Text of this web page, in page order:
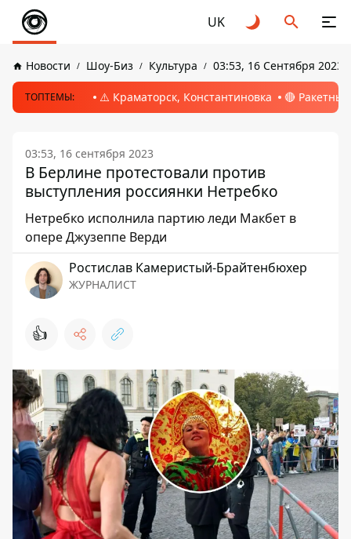
UK
Новости Шоу-Биз Культура 03:53, 16 Сентября 2023
ТОПТЕМЫ: ⚠️ Краматорск, Константиновка 🔴
03:53, 16 сентября 2023
В Берлине протестовали против
выступления россиянки Нетребко
Нетребко исполнила партию леди Макбет в
опере Джузеппе Верди
Ростислав Камеристый-Брайтенбюхер
ЖУРНАЛИСТ
👍